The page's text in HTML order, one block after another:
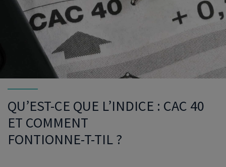
QU’EST-CE QUE L’INDICE : CAC 40
ET COMMENT
FONTIONNE-T-TIL ?